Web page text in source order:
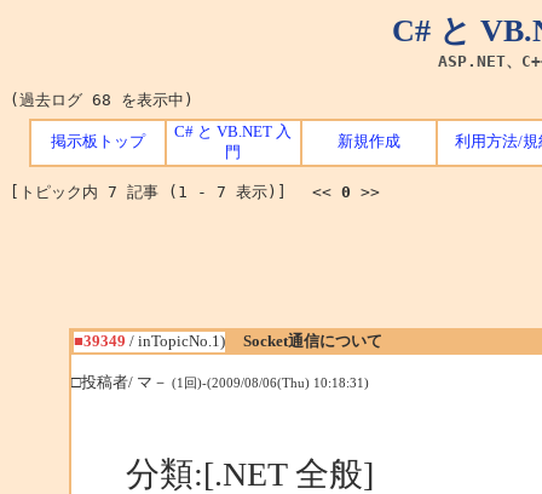
C# と
ASP.NET、
(過去ログ 68 を表示中)
掲示板トップ
C# と VB.NET 入
門
新規作成 利用方法/規
[トピック内 7 記事 (1 - 7 表示)] << 0 >>
■39349 / inTopicNo.1) Socket通信について
□投稿者/ マ－ (1回)-(2009/08/06(Thu) 10:18:31)
分類:[.NET 全般]